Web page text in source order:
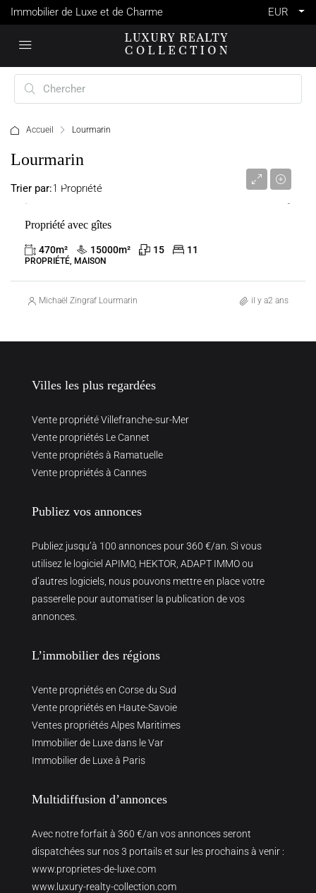
Immobilier de Luxe et de Charme EUR
Accueil Lourmarin
Lourmarin
1 Propriété
Trier par:3 400 000 €
Propriété avec gîtes
470m² 15000m² 15 11
PROPRIÉTÉ, MAISON
Michaël Zingraf Lourmarin il y a2 ans
Villes les plus regardées
Vente propriété Villefranche-sur-Mer
Vente propriétés Le Cannet
Vente propriétés à Ramatuelle
Vente propriétés à Cannes
Publiez vos annonces
Publiez jusqu’à 100 annonces pour 360 €/an. Si vous
utilisez le logiciel APIMO, HEKTOR, ADAPT IMMO ou
d’autres logiciels, nous pouvons mettre en place votre
passerelle pour automatiser la publication de vos
annonces.
L’immobilier des régions
Vente propriétés en Corse du Sud
Vente propriétés en Haute-Savoie
Ventes propriétés Alpes Maritimes
Immobilier de Luxe dans le Var
Immobilier de Luxe à Paris
Multidiffusion d’annonces
Avec notre forfait à 360 €/an vos annonces seront
dispatchées sur nos 3 portails et sur les prochains à venir :
www.proprietes-de-luxe.com
www.luxury-realty-collection.com